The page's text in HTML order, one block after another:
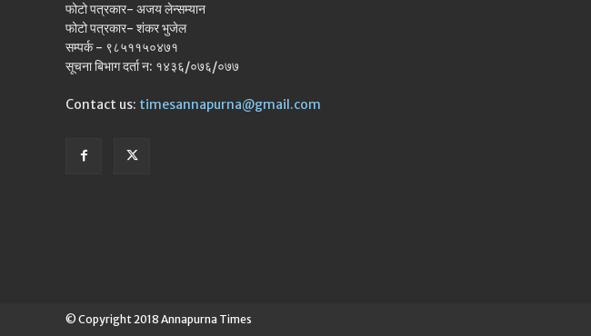
फोटो पत्रकार- अजय लेन्सम्यान
फोटो पत्रकार- शंकर भुजेल
सम्पर्क - ९८५११५०४७१
सूचना बिभाग दर्ता न: १४३६/०७६/०७७
Contact us: timesannapurna@gmail.com
© Copyright 2018 Annapurna Times